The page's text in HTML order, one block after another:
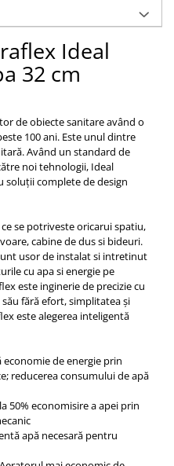
Ideal
32 cm
de obiecte sanitare având o
100 ani. Este unul dintre
Având un standard de
noi tehnologii, Ideal
soluții complete de design
se potriveste oricarui spatiu,
cabine de dus si bideuri.
usor de instalat si intretinut
cu apa si energie pe
este inginerie de precizie cu
fără efort, simplitatea și
este alegerea inteligentă
de energie prin
reducerea consumului de apă
50% economisire a apei prin
apă necesară pentru